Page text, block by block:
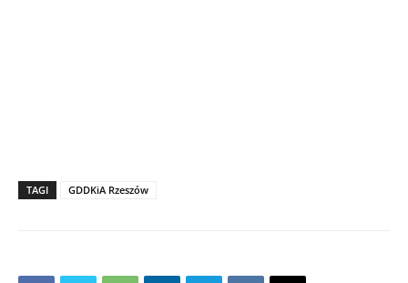
TAGI GDDKiA Rzeszów